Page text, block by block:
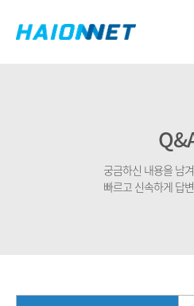
궁금하신 내용을 남
빠르고 신속하게 답